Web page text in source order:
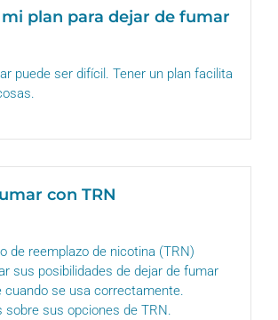
plan para dejar de fumar
puede ser difícil. Tener un plan facilita
con TRN
de reemplazo de nicotina (TRN)
sus posibilidades de dejar de fumar
cuando se usa correctamente.
sobre sus opciones de TRN.